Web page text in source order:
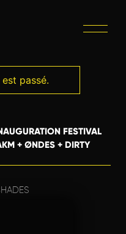
passé.
FESTIVAL
+ ØNDES + DIRTY